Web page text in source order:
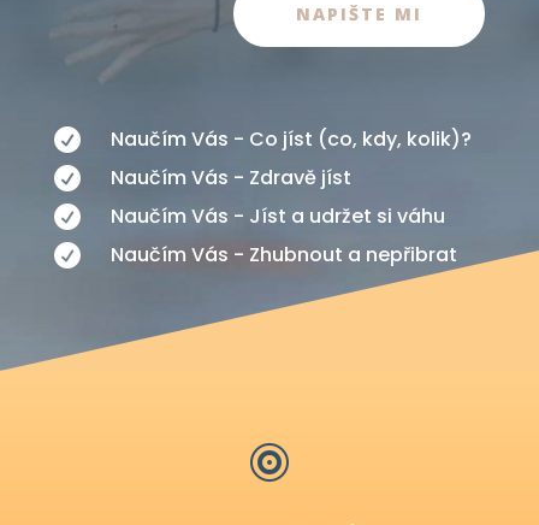
NAPIŠTE MI
 Naučím Vás - Co jíst (co, kdy, kolik)?
 Naučím Vás - Zdravě jíst
 Naučím Vás - Jíst a udržet si váhu
 Naučím Vás - Zhubnout a nepřibrat
